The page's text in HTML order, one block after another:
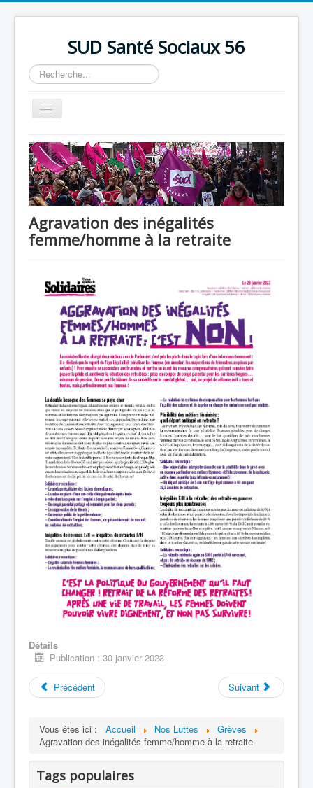
SUD Santé Sociaux 56
Rechercher
Basculer
la
Accueil
Présentation
Nos bureaux
Nos Luttes
Adhésion
Agravation des inégalités
femme/homme à la retraite
Détails
Publication : 30 janvier 2023
Précédent Suivant
Vous êtes ici : Accueil Nos Luttes
Grèves
Agravation des inégalités femme/homme à la retraite
Tags populaires